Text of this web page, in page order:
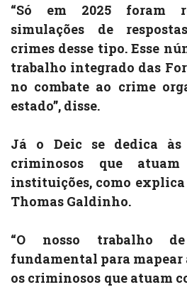
“Só em 2025 foram
simulações de
crimes desse tipo. Esse
trabalho integrado das
no combate ao crime
estado”, disse.
Já o Deic se dedica às
criminosos que
instituições, como
Thomas Galdinho.
“O nosso trabalho
fundamental para mapear
os criminosos que atuam